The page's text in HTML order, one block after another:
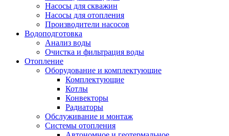
Насосы для скважин
Насосы для отопления
Производители насосов
Водоподготовка
Анализ воды
Очистка и фильтрация воды
Отопление
Оборудование и комплектующие
Комплектующие
Котлы
Конвекторы
Радиаторы
Обслуживание и монтаж
Системы отопления